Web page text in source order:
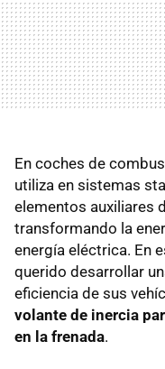
En coches de
utiliza en sistemas
elementos auxiliares
transformando la
energía eléctrica. En
querido desarrollar
eficiencia de sus
volante de inercia
en la frenada.